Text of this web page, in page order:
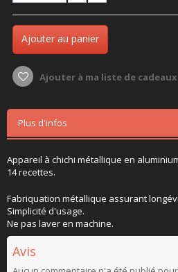
Ajouter au panier
Ajouter à ma liste de cadeaux
Plus d'infos
Appareil à chichi métallique en
14 recettes.
Fabriquation métallique assurant
Simplicité d'usage.
Ne pas laver en machine.
Avis